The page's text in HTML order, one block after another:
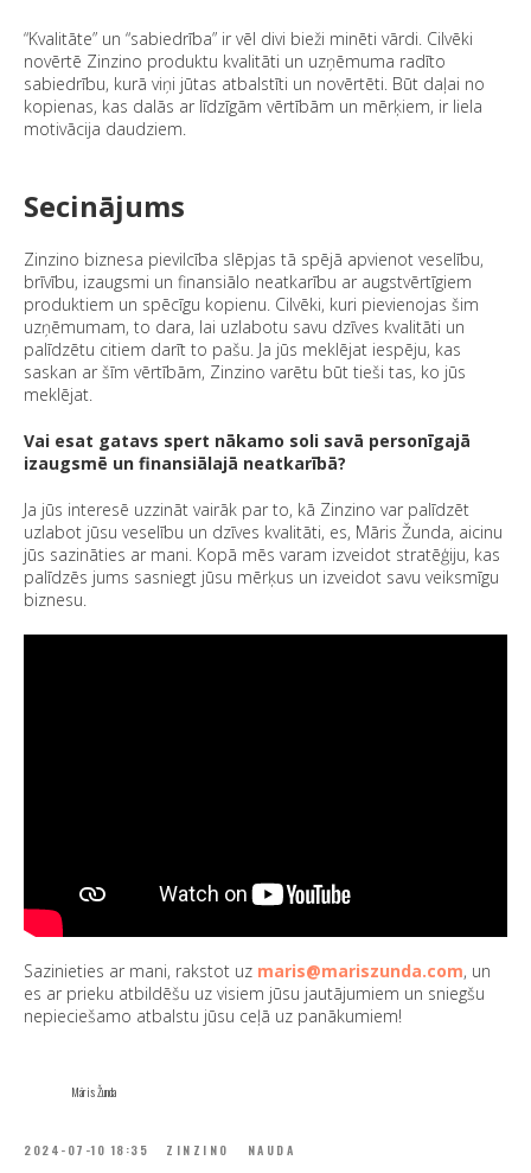
“Kvalitāte” un “sabiedrība” ir vēl divi bieži minēti vārdi. Cilvēki
novērtē Zinzino produktu kvalitāti un uzņēmuma radīto
sabiedrību, kurā viņi jūtas atbalstīti un novērtēti. Būt daļai no
kopienas, kas dalās ar līdzīgām vērtībām un mērķiem, ir liela
motivācija daudziem.
Secinājums
Zinzino biznesa pievilcība slēpjas tā spējā apvienot veselību,
brīvību, izaugsmi un finansiālo neatkarību ar augstvērtīgiem
produktiem un spēcīgu kopienu. Cilvēki, kuri pievienojas šim
uzņēmumam, to dara, lai uzlabotu savu dzīves kvalitāti un
palīdzētu citiem darīt to pašu. Ja jūs meklējat iespēju, kas
saskan ar šīm vērtībām, Zinzino varētu būt tieši tas, ko jūs
meklējat.
Vai esat gatavs spert nākamo soli savā personīgajā
izaugsmē un finansiālajā neatkarībā?
Ja jūs interesē uzzināt vairāk par to, kā Zinzino var palīdzēt
uzlabot jūsu veselību un dzīves kvalitāti, es, Māris Žunda, aicinu
jūs sazināties ar mani. Kopā mēs varam izveidot stratēģiju, kas
palīdzēs jums sasniegt jūsu mērķus un izveidot savu veiksmīgu
biznesu.
Sazinieties ar mani, rakstot uz maris@mariszunda.com, un
es ar prieku atbildēšu uz visiem jūsu jautājumiem un sniegšu
nepieciešamo atbalstu jūsu ceļā uz panākumiem!
Māris Žunda
2024-07-10 18:35 ZINZINO NAUDA